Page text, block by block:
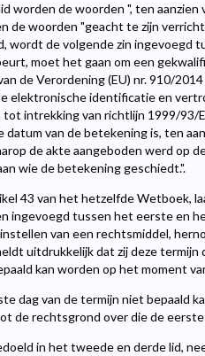
worden de woorden ", ten
de woorden "geacht te zijn
wordt de volgende zin ingevoegd
moet het gaan om een
de Verordening (EU) nr. 910/
elektronische identificatie en
intrekking van richtlijn 1999/93/
datum van de betekening is, ten
de akte aangeboden werd op
wie de betekening geschiedt.".
43 van het hetzelfde Wetboek,
ingevoegd tussen het eerste en
van een rechtsmiddel,
uitdrukkelijk dat zij deze
kan worden op het moment
dag van de termijn niet bepaald
de rechtsgrond over die de eerste
in het tweede en derde lid,